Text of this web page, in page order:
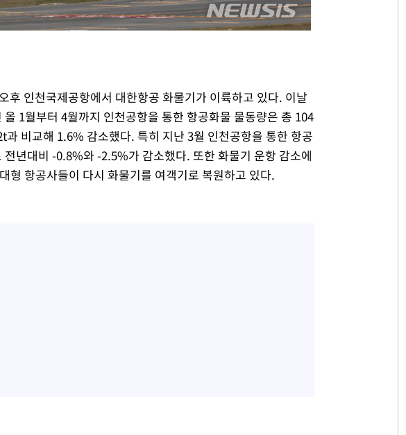
후 인천국제공항에서 대한항공 화물기가 이륙하고 있다. 이날
1월부터 4월까지 인천공항을 통한 항공화물 물동량은 총 104
비교해 1.6% 감소했다. 특히 지난 3월 인천공항을 통한 항공
년대비 -0.8%와 -2.5%가 감소했다. 또한 화물기 운항 감소에
형 항공사들이 다시 화물기를 여객기로 복원하고 있다.
2
'서준맘' 박세미, 연하 남자친구와 열애 "결혼
생각도"
3
백혈병 재발 최성원 "치료가 날 죽이는 것 같
았다" 눈물